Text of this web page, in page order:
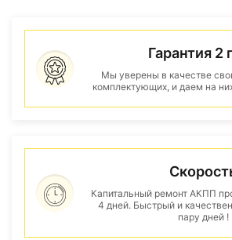
Гарантия 2
Мы уверены в качестве
комплектующих, и даем на
Капитальный ремонт АКПП
4 дней. Быстрый и
пару дней !